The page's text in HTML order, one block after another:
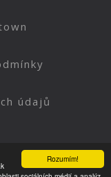
Rozumím!
údajů